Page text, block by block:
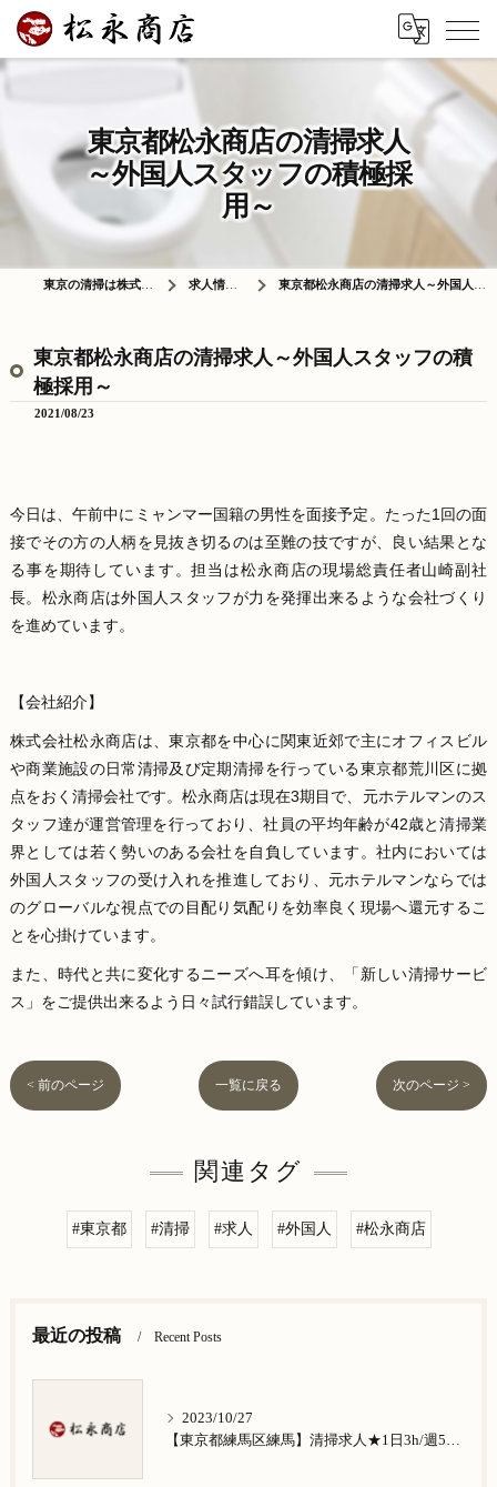
東京都松永商店の清掃求人
～外国人スタッフの積極採
用～
東京の清掃は株式会社松永商店 求人情報ブログ 東京都松永商店の清掃求人～外国人スタッフの積極採用～
東京都松永商店の清掃求人～外国人スタッフの積
極採用～
2021/08/23
今日は、午前中にミャンマー国籍の男性を面接予定。たった1回の面
接でその方の人柄を見抜き切るのは至難の技ですが、良い結果とな
る事を期待しています。担当は松永商店の現場総責任者山崎副社
長。松永商店は外国人スタッフが力を発揮出来るような会社づくり
を進めています。
【会社紹介】
株式会社松永商店は、東京都を中心に関東近郊で主にオフィスビル
や商業施設の日常清掃及び定期清掃を行っている東京都荒川区に拠
点をおく清掃会社です。松永商店は現在3期目で、元ホテルマンのス
タッフ達が運営管理を行っており、社員の平均年齢が42歳と清掃業
界としては若く勢いのある会社を自負しています。社内においては
外国人スタッフの受け入れを推進しており、元ホテルマンならでは
のグローバルな視点での目配り気配りを効率良く現場へ還元するこ
とを心掛けています。
また、時代と共に変化するニーズへ耳を傾け、「新しい清掃サービ
ス」をご提供出来るよう日々試行錯誤しています。
< 前のページ 一覧に戻る 次のページ >
関連タグ
#東京都 #清掃 #求人 #外国人 #松永商店
最近の投稿 Recent Posts
2023/10/27
【東京都練馬区練馬】清掃求人★1日3h/週5日/祝日お休み★谷原在住の方歓迎